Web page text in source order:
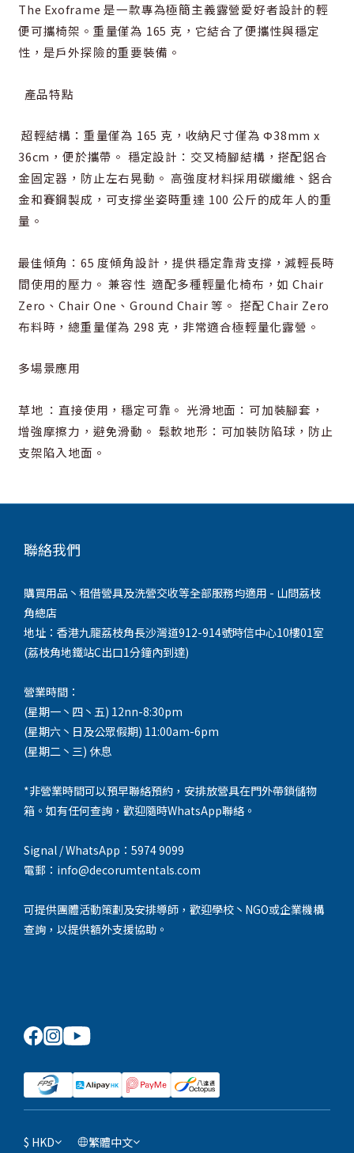
The Exoframe 是一款專為極簡主義露營愛好者設計的輕
便可攜椅架。重量僅為 165 克，它結合了便攜性與穩定
性，是戶外探險的重要裝備。
產品特點
超輕結構：重量僅為 165 克，收納尺寸僅為 Φ38mm x
36cm，便於攜帶。 穩定設計：交叉椅腳結構，搭配鋁合
金固定器，防止左右晃動。 高強度材料採用碳纖維、鋁合
金和賽鋼製成，可支撐坐姿時重達 100 公斤的成年人的重
量。
最佳傾角：65 度傾角設計，提供穩定靠背支撐，減輕長時
間使用的壓力。 兼容性 適配多種輕量化椅布，如 Chair
Zero、Chair One、Ground Chair 等。 搭配 Chair Zero
布料時，總重量僅為 298 克，非常適合極輕量化露營。
多場景應用
草地 ：直接使用，穩定可靠。 光滑地面：可加裝腳套，
增強摩擦力，避免滑動。 鬆軟地形：可加裝防陷球，防止
支架陷入地面。
聯絡我們
購買用品丶租借營具及洗營交收等全部服務均適用 - 山問荔枝
角總店
地址：香港九龍荔枝角長沙灣道912-914號時信中心10樓01室
(荔枝角地鐵站C出口1分鐘內到達)
營業時間：
(星期一丶四丶五) 12nn-8:30pm
(星期六丶日及公眾假期) 11:00am-6pm
(星期二丶三) 休息
*非營業時間可以預早聯絡預約，安排放營具在門外帶鎖儲物
箱。如有任何查詢，歡迎隨時WhatsApp聯絡。
Signal / WhatsApp：5974 9099
電郵：info@decorumtentals.com
可提供團體活動策劃及安排導師，歡迎學校丶NGO或企業機構
查詢，以提供額外支援協助。
$ HKD 繁體中文